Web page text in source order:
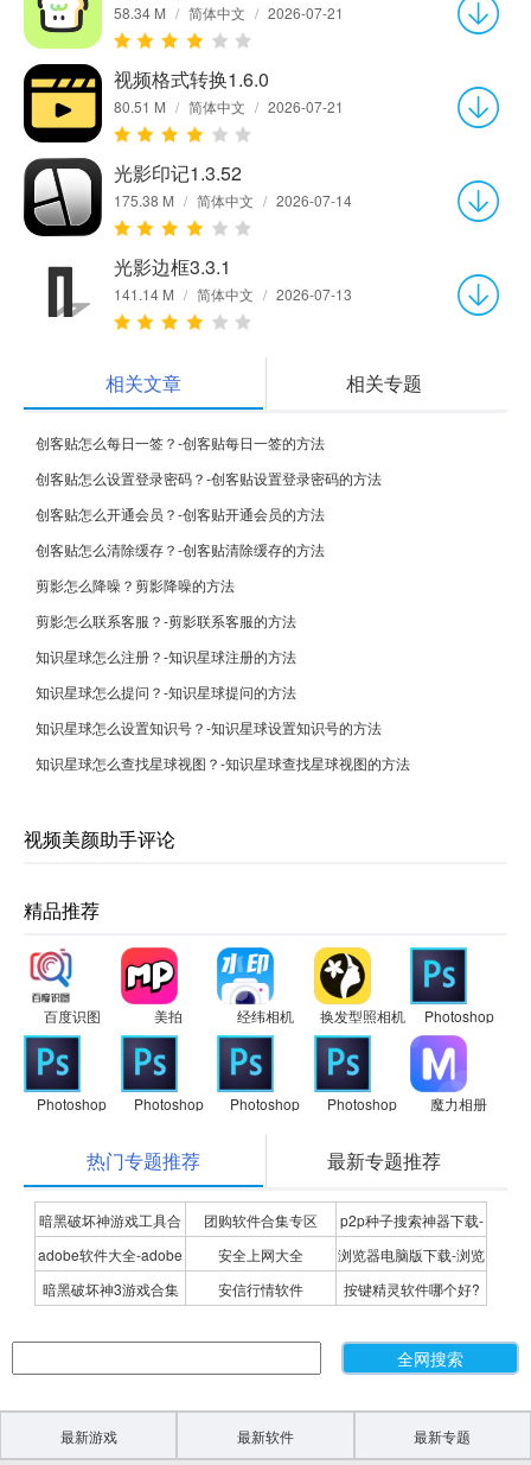
58.34 M / 简体中文 / 2026-07-21
视频格式转换1.6.0
80.51 M / 简体中文 / 2026-07-21
光影印记1.3.52
175.38 M / 简体中文 / 2026-07-14
光影边框3.3.1
141.14 M / 简体中文 / 2026-07-13
相关文章 相关专题
创客贴怎么每日一签？-创客贴每日一签的方法
创客贴怎么设置登录密码？-创客贴设置登录密码的方法
创客贴怎么开通会员？-创客贴开通会员的方法
创客贴怎么清除缓存？-创客贴清除缓存的方法
剪影怎么降噪？剪影降噪的方法
剪影怎么联系客服？-剪影联系客服的方法
知识星球怎么注册？-知识星球注册的方法
知识星球怎么提问？-知识星球提问的方法
知识星球怎么设置知识号？-知识星球设置知识号的方法
知识星球怎么查找星球视图？-知识星球查找星球视图的方法
视频美颜助手评论
精品推荐
百度识图 美拍 经纬相机 换发型照相机 Photoshop
Photoshop Photoshop Photoshop Photoshop 魔力相册
热门专题推荐 最新专题推荐
暗黑破坏神游戏工具合
集
团购软件合集专区
p2p种子搜索神器下载-
P2P种子搜索神器专题
adobe软件大全-adobe
全系列软件下载-adobe
安全上网大全
浏览器电脑版下载-浏览
器下载合集
暗黑破坏神3游戏合集 安信行情软件
按键精灵软件哪个好?
最新游戏 最新软件 最新专题